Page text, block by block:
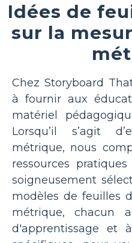
Idées de
sur la
Chez Storyboard
à fournir aux
matériel
Lorsqu’il s’agit
métrique, nous
ressources
soigneusement
modèles de feuilles
métrique, chacun
d'apprentissage et